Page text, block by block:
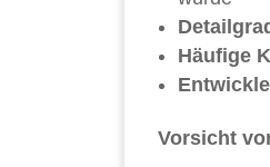
Häufige
Vorsicht